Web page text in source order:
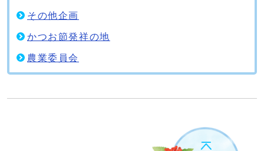
その他企画
かつお節発祥の地
農業委員会